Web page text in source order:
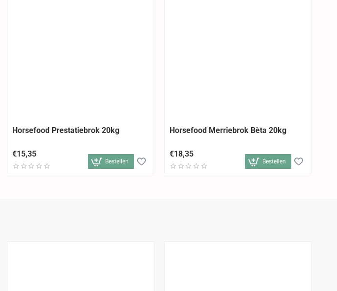
Horsefood Prestatiebrok 20kg
€15,35
Bestellen
Horsefood Merriebrok Bèta 20kg
€18,35
Bestellen